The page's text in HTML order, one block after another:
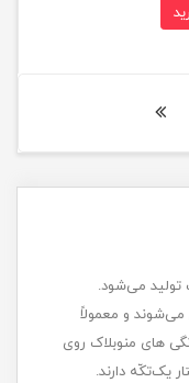
تولید می‌شود.
می‌شوند و معمولاً
های منوبلاک روی
یک‌تکّه دارند.